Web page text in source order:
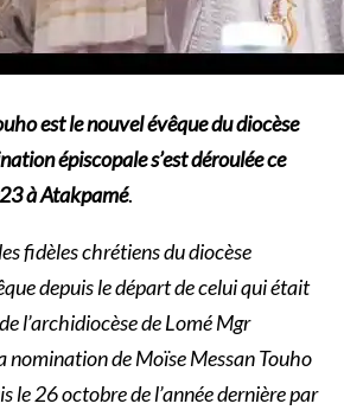
est le nouvel évêque du diocèse
épiscopale s’est déroulée ce
à Atakpamé.
fidèles chrétiens du diocèse
depuis le départ de celui qui était
l’archidiocèse de Lomé Mgr
nomination de Moïse Messan Touho
le 26 octobre de l’année dernière par